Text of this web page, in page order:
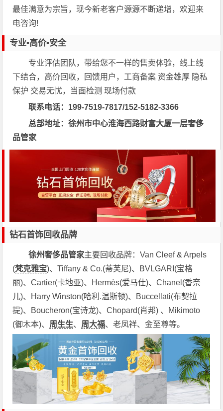
最佳满意为宗旨，现今新老客户源源不断递增，欢迎来
电咨询!
专业•高价•安全
专业评估团队，带给您不一样的售卖体验，线上线
下结合，高价回收，回馈用户，工商备案 资金雄厚 隐私
保护 交易无忧，当面检测 现场付款
联系电话：199-7519-7817/152-5182-3366
总部地址：徐州市中心淮海西路财富大厦一层奢侈
品管家
钻石首饰回收品牌
徐州奢侈品管家主要回收品牌：Van Cleef & Arpels
(梵克雅宝)、Tiffany & Co.(蒂芙尼)、BVLGARI(宝格
丽)、Cartier(卡地亚)、Hermès(爱马仕)、Chanel(香奈
儿)、Harry Winston(哈利.温斯顿)、Buccellati(布契拉
提)、Boucheron(宝诗龙)、Chopard(肖邦) 、Mikimoto
(御木本)、 周生生、 周大福、老凤祥、金至尊等。